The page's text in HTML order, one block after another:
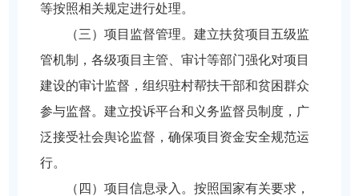
等按照相关规定进行处理。
（三）项目监督管理。建立扶贫项目五级监
管机制，各级项目主管、审计等部门强化对项目
建设的审计监督，组织驻村帮扶干部和贫困群众
参与监督。建立投诉平台和义务监督员制度，广
泛接受社会舆论监督，确保项目资金安全规范运
行。
（四）项目信息录入。按照国家有关要求，